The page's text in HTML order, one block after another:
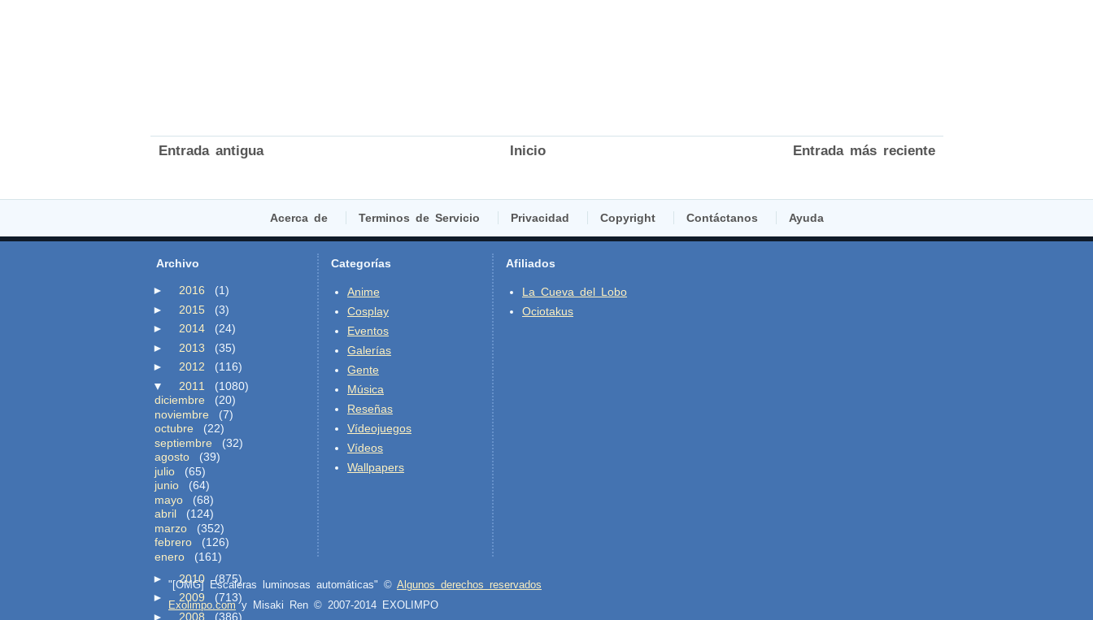
Entrada más reciente
Entrada antigua Inicio
Acerca de Terminos de Servicio Privacidad Copyright Contáctanos Ayuda
Archivo
► 2016
(1)
►
2015
(3)
►
2014
(24)
►
2013
(35)
►
2012
(116)
▼
2011
(1080)
diciembre
(20)
noviembre
(7)
octubre
(22)
septiembre
(32)
agosto
(39)
julio
(65)
junio
(64)
mayo
(68)
abril
(124)
marzo
(352)
febrero
(126)
enero
(161)
► 2010
(875)
►
2009
(713)
►
2008 (386)
Categorías
Anime
Cosplay
Eventos
Galerías
Gente
Música
Reseñas
Vídeojuegos
Vídeos
Wallpapers
Afiliados
La Cueva del Lobo
Ociotakus
"[OMG] Escaleras luminosas automáticas" © Algunos derechos reservados
Exolimpo.comy Misaki Ren © 2007-2014 EXOLIMPO